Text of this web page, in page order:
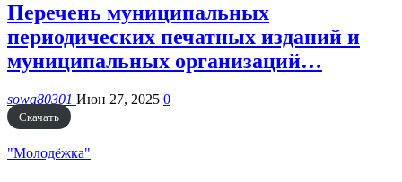
Перечень муниципальных
периодических печатных изданий и
муниципальных организаций…
sowa80301 Июн 27, 2025 0
Скачать
"Молодёжка"